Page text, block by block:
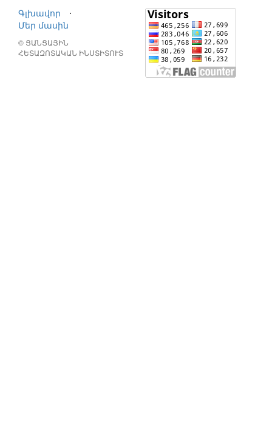
Գլխավոր
⋅
Մեր մասին
© ՑԱՆՑԱՅԻՆ
ՀԵՏԱԶՈՏԱԿԱՆ ԻՆՍՏԻՏՈՒՏ